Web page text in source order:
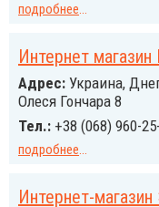
подробнее...
Интернет магазин
Адрес: Украина,
Олеся Гончара 8
Тел.: +38 (068) 960-
подробнее...
Интернет-